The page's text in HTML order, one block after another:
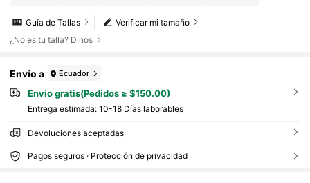
Verificar mi tamaño
Guía de Tallas
¿No es tu talla? Dinos
Envío a Ecuador
Envío gratis(Pedidos ≥ $150.00)
Entrega estimada: 10-18 Días laborables
Devoluciones aceptadas
Pagos seguros · Protección de privacidad